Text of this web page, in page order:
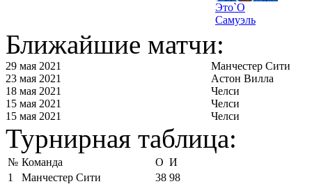
Это`О
Самуэль
Ближайшие матчи:
29 мая 2021
Манчестер Сити
23 мая 2021
Астон Вилла
18 мая 2021
Челси
15 мая 2021
Челси
15 мая 2021
Челси
Турнирная таблица:
№ Команда О И
1
Манчестер Сити 38 98